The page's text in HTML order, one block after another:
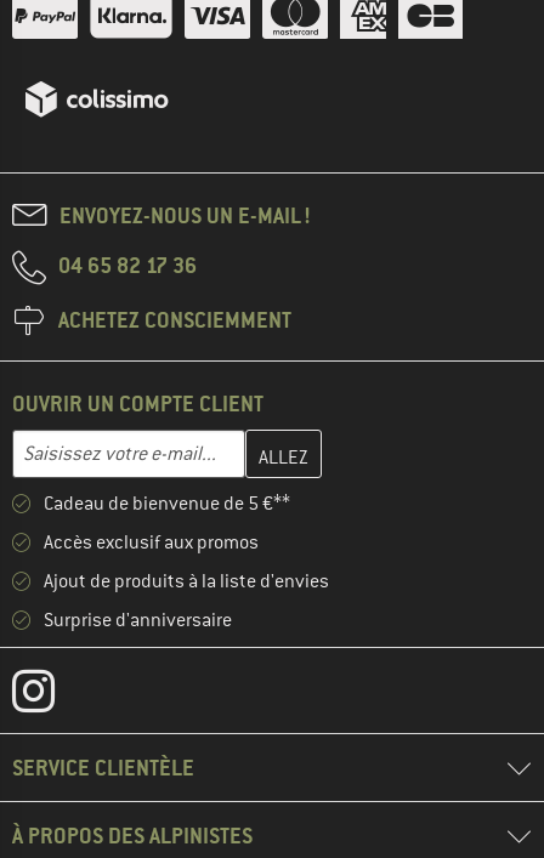
ENVOYEZ-NOUS UN E-MAIL !
04 65 82 17 36
ACHETEZ CONSCIEMMENT
OUVRIR UN COMPTE CLIENT
Adresse e-mail
Entrez votre adresse e-mail ici et créez votre compte client à la
Cadeau de bienvenue de 5 €**
Accès exclusif aux promos
Ajout de produits à la liste d'envies
Surprise d'anniversaire
SERVICE CLIENTÈLE
À PROPOS DES ALPINISTES